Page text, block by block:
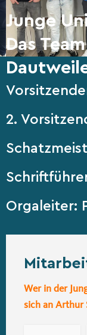
Junge
Das
2.
Orgaleiter:
Wer in der
sich an Arthur